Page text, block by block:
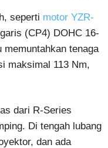
seperti motor YZR-
(CP4) DOHC 16-
memuntahkan tenaga
maksimal 113 Nm,
dari R-Series
Di tengah lubang
dan ada